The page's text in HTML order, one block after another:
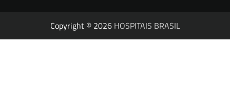
Copyright © 2026 HOSPITAIS BRASIL